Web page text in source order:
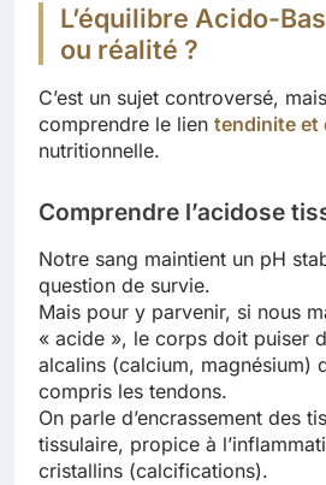
L’équilibre Acido-
ou réalité ?
C’est un sujet controversé,
comprendre le lien tendinite et
nutritionnelle.
Comprendre l’acidose
Notre sang maintient un pH
question de survie.
Mais pour y parvenir, si nous
« acide », le corps doit puiser
alcalins (calcium, magnésium)
compris les tendons.
On parle d’encrassement des
tissulaire, propice à
cristallins (calcifications).